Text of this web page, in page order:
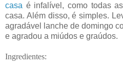
casa é infalível, como todas
casa. Além disso, é simples.
agradável lanche de domingo
e agradou a miúdos e graúdos.
Ingredientes: